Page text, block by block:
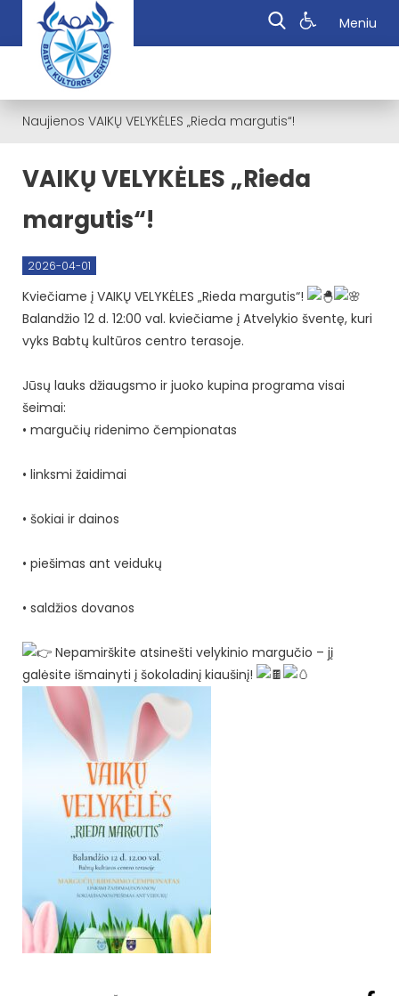
Meniu
Naujienos VAIKŲ VELYKĖLES „Rieda margutis“!
VAIKŲ VELYKĖLES „Rieda
margutis“!
2026-04-01
Kviečiame į VAIKŲ VELYKĖLES „Rieda margutis“!
Balandžio 12 d. 12:00 val. kviečiame į Atvelykio šventę, kuri
vyks Babtų kultūros centro terasoje.
Jūsų lauks džiaugsmo ir juoko kupina programa visai
šeimai:
• margučių ridenimo čempionatas
• linksmi žaidimai
• šokiai ir dainos
• piešimas ant veidukų
• saldžios dovanos
Nepamirškite atsinešti velykinio margučio – jį
galėsite išmainyti į šokoladinį kiaušinį!